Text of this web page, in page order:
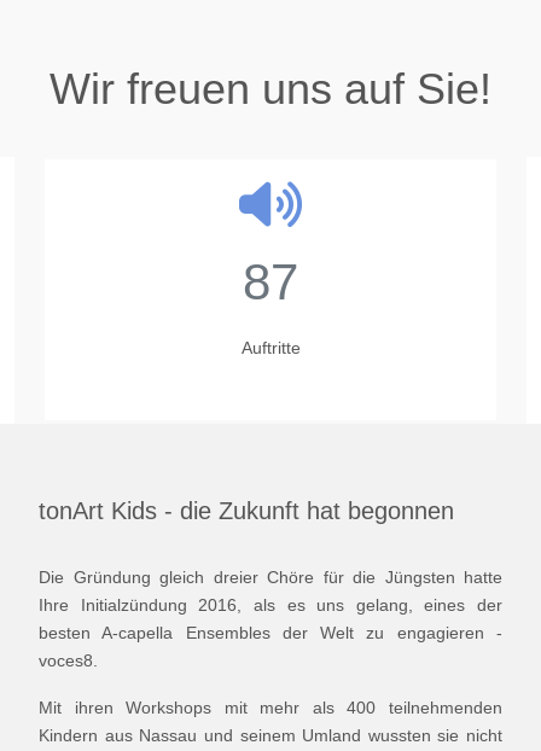
Wir freuen uns auf Sie!
87
Auftritte
tonArt Kids - die Zukunft hat begonnen
Die Gründung gleich dreier Chöre für die Jüngsten hatte
Ihre Initialzündung 2016, als es uns gelang, eines der
besten A-capella Ensembles der Welt zu engagieren -
voces8.
Mit ihren Workshops mit mehr als 400 teilnehmenden
Kindern aus Nassau und seinem Umland wussten sie nicht